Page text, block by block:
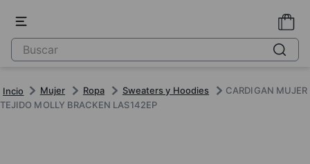
Mujer Ropa Sweaters y Hoodies
CARDIGAN MUJER
TEJIDO MOLLY BRACKEN LAS142EP